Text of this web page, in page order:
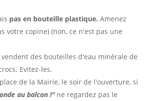
pas en bouteille plastique. Amenez
votre copine) (non, ce n'est pas une
vendent des bouteilles d'eau minérale de
Evitez-les.
de la Mairie, le soir de l'ouverture, si
au balcon !"ne regardez pas le